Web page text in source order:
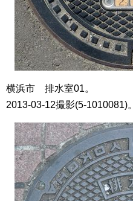
横浜市 排水室01。
2013-03-12撮影(5-1010081)。